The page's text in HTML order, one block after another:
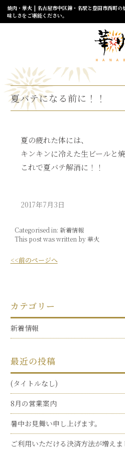
焼肉・華火 | 名古屋市中区錦・名駅と豊田市西町
味しさをご堪能ください。
夏バテになる前に！！
夏の疲れた体には、
キンキンに冷えた生ビールと
これで夏バテ解消に！！
2017年7月3日
Categorised in: 新着情報
This post was written by 華火
<<前のページへ
カテゴリー
新着情報
最近の投稿
(タイトルなし)
8月の営業案内
暑中お見舞い申し上げます。
ご利用いただける決済方法が増えま